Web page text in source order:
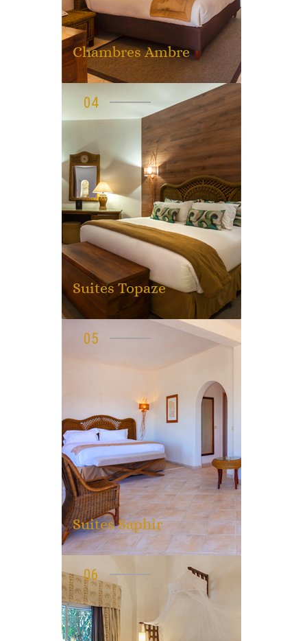
Chambres Ambre
04
Suites Topaze
05
Suites Saphir
06